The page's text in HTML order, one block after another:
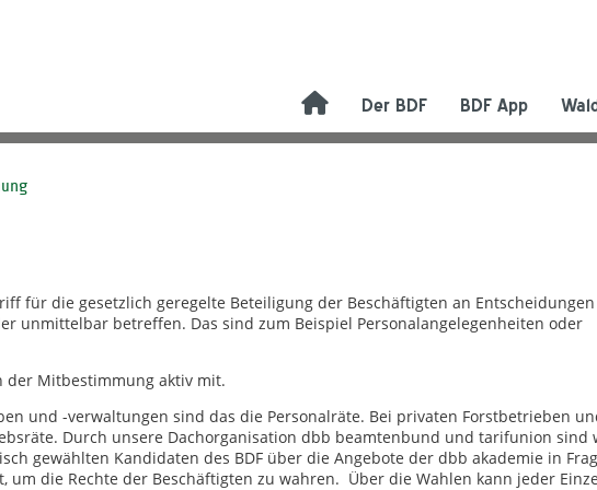
Der BDF BDF App
für die gesetzlich geregelte Beteiligung der Beschäftigten an
unmittelbar betreffen. Das sind zum Beispiel Personalangelegenheiten oder
der Mitbestimmung aktiv mit.
und -verwaltungen sind das die Personalräte. Bei privaten Forstbetrieben
Durch unsere Dachorganisation dbb beamtenbund und tarifunion sind
gewählten Kandidaten des BDF über die Angebote der dbb akademie in
um die Rechte der Beschäftigten zu wahren. Über die Wahlen kann jeder